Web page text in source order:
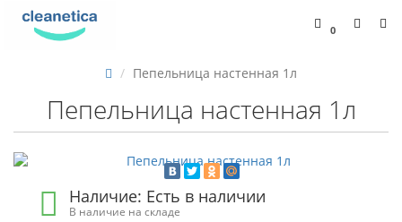
0
Пепельница настенная 1л
Пепельница настенная 1л
Наличие: Есть в наличии
В наличие на складе